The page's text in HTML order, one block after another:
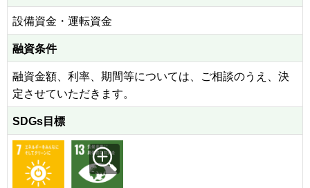
設備資金・運転資金
融資条件
融資金額、利率、期間等については、ご相談のうえ、決
定させていただきます。
SDGs目標